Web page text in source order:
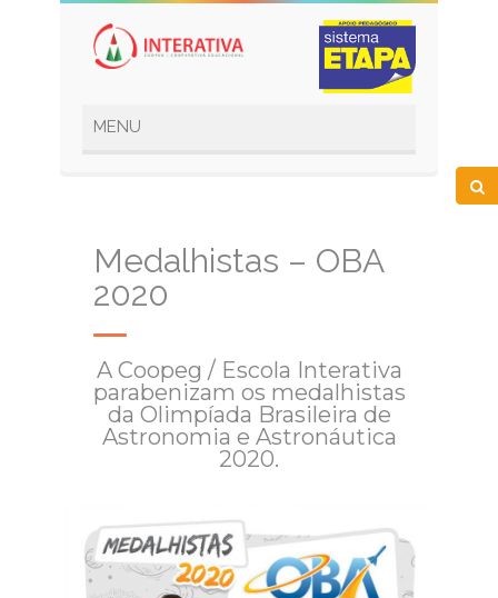
Medalhistas – OBA
2020
A Coopeg / Escola Interativa
parabenizam os medalhistas
da Olimpíada Brasileira de
Astronomia e Astronáutica
2020.